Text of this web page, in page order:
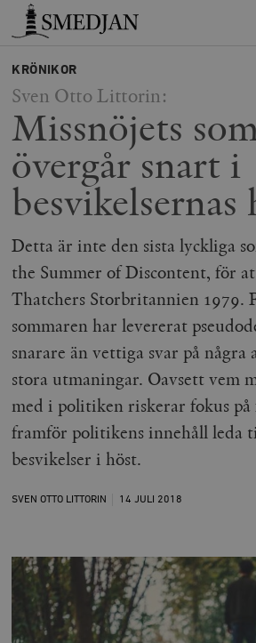
Timbro
KRÖNIKOR
Sven Otto Littorin:
Missnöjets
övergår snart i
besvikelsernas
Detta är inte den sista lyckliga
the Summer of Discontent, för
Thatchers Storbritannien 1979.
sommaren har levererat
snarare än vettiga svar på några
stora utmaningar. Oavsett vem
med i politiken riskerar fokus på
framför politikens innehåll leda
besvikelser i höst.
SVEN OTTO LITTORIN 14 JULI 2018